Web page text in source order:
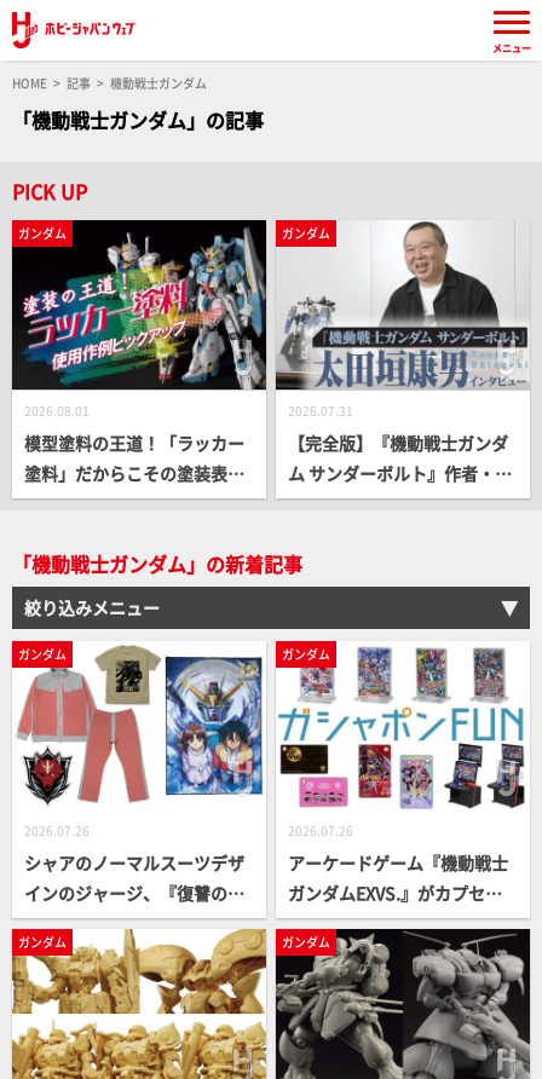
HOME 記事 機動戦士ガンダム
「機動戦士ガンダム」の記事
PICK UP
ガンダム
2026.08.01
模型塗料の王道！「ラッカー
塗料」だからこその塗装表現
をプロモデラー作例とともに
ガンダム
2026.07.31
【完全版】『機動戦士ガンダ
ム サンダーボルト』作者・太
田垣康男インタビュー!! クラ
の心境など語ってもらった！
【HJメカニクス28】
「機動戦士ガンダム」の新着記事
絞り込みメニュー
ガンダム
2026.07.26
シャアのノーマルスーツデザ
インのジャージ、『復讐のレ
クイエム』のエンブレムやMS
をあしらったTシャツなど新
登場！『機動新世紀ガンダム
X』のアイテムも要チェッ
ク！【ガンダムグッズ情報】
ガンダム
2026.07.26
アーケードゲーム『機動戦士
ガンダムEXVS.』がカプセル
くじ形式のガシャポン「あそ
ーとコレクション」に参戦！
A賞のミニチュアゲーム筐体
は実際のゲーム音が鳴るギミ
ック付き！【ガシャポン®最
新情報】
ガンダム ガンダム
メニュー